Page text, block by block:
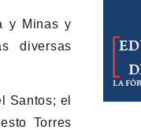
y Minas y
diversas
Santos; el
Torres